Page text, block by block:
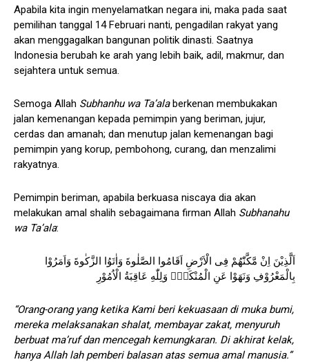
Apabila kita ingin menyelamatkan negara ini, maka pada saat
pemilihan tanggal 14 Februari nanti, pengadilan rakyat yang
akan menggagalkan bangunan politik dinasti. Saatnya
Indonesia berubah ke arah yang lebih baik, adil, makmur, dan
sejahtera untuk semua.
Semoga Allah Subhanhu wa Ta’alaberkenan membukakan
jalan kemenangan kepada pemimpin yang beriman, jujur,
cerdas dan amanah; dan menutup jalan kemenangan bagi
pemimpin yang korup, pembohong, curang, dan menzalimi
rakyatnya.
Pemimpin beriman, apabila berkuasa niscaya dia akan
melakukan amal shalih sebagaimana firman Allah Subhanahu
wa Ta’ala:
اَلَّذِيْنَ اِنْ مَّكَّنّٰهُمْ فِى الْاَرْضِ اَقَامُوا الصَّلٰوةَ وَاٰتَوُا الزَّكٰوةَ وَاَمَرُوْا
بِالْمَعْرُوْفِ وَنَهَوْا عَنِ الْمُنْكَرِۗ وَلِلّٰهِ عَاقِبَةُ الْاُمُوْرِ
“Orang-orang yang ketika Kami beri kekuasaan di muka bumi,
mereka melaksanakan shalat, membayar zakat, menyuruh
berbuat ma’ruf dan mencegah kemungkaran. Di akhirat kelak,
hanya Allah lah pemberi balasan atas semua amal manusia.”